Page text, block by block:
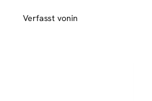
Verfasst vonin